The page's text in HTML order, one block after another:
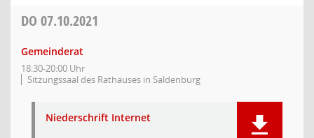
DO 07.10.2021
Gemeinderat
18:30-20:00 Uhr
Sitzungssaal des Rathauses in Saldenburg
Niederschrift Internet